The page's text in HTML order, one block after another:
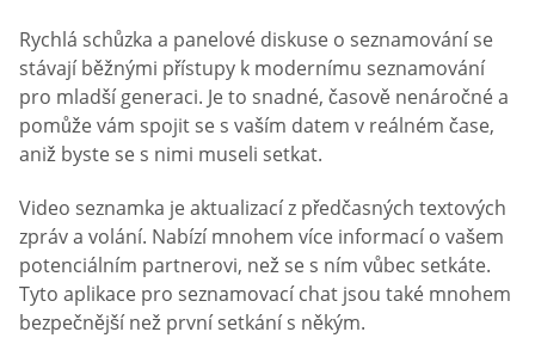
Rychlá schůzka a panelové diskuse o seznamování se
stávají běžnými přístupy k modernímu seznamování
pro mladší generaci. Je to snadné, časově nenáročné a
pomůže vám spojit se s vaším datem v reálném čase,
aniž byste se s nimi museli setkat.
Video seznamka je aktualizací z předčasných textových
zpráv a volání. Nabízí mnohem více informací o vašem
potenciálním partnerovi, než se s ním vůbec setkáte.
Tyto aplikace pro seznamovací chat jsou také mnohem
bezpečnější než první setkání s někým.